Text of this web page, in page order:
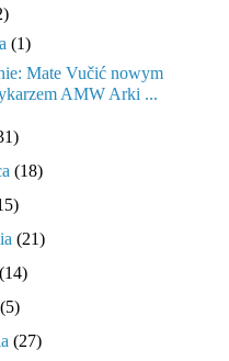
(1)
Mate Vučić nowym
AMW Arki ...
(18)
(21)
(14)
(5)
(27)